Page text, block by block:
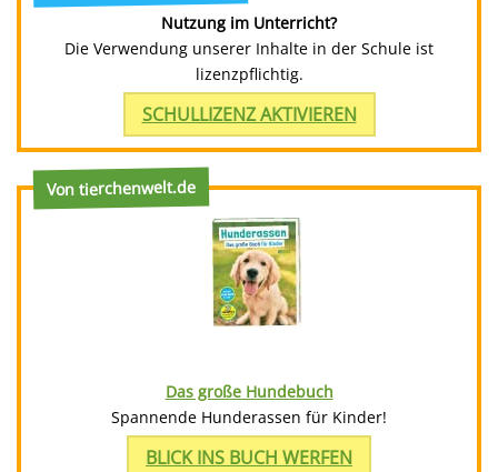
Nutzung im Unterricht?
Die Verwendung unserer Inhalte in der Schule ist
lizenzpflichtig.
SCHULLIZENZ AKTIVIEREN
Von tierchenwelt.de
Das große Hundebuch
Spannende Hunderassen für Kinder!
BLICK INS BUCH WERFEN